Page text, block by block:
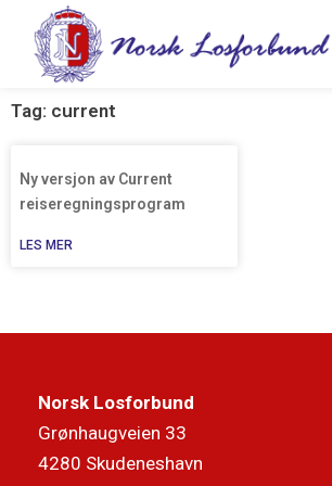
innholdet
Tag: current
Ny versjon av Current
reiseregningsprogram
LES MER
Norsk Losforbund
Grønhaugveien 33
4280 Skudeneshavn